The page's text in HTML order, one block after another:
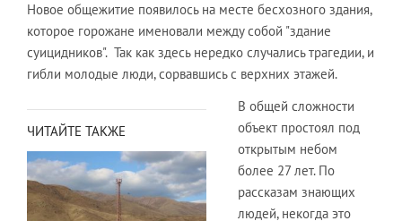
Новое общежитие появилось на месте бесхозного здания,
которое горожане именовали между собой "здание
суицидников". Так как здесь нередко случались трагедии, и
гибли молодые люди, сорвавшись с верхних этажей.
ЧИТАЙТЕ ТАКЖЕ
В общей сложности
объект простоял под
открытым небом
более 27 лет. По
рассказам знающих
людей, некогда это